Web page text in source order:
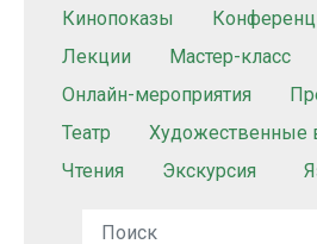
Кинопоказы
Лекции
Мастер-класс
Онлайн-мероприятия
Театр
Художественные
Чтения
Экскурсия